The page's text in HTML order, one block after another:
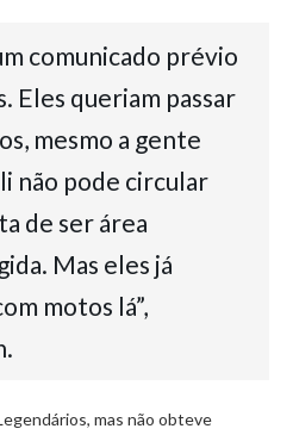
comunicado prévio
Eles queriam passar
mesmo a gente
não pode circular
de ser área
Mas eles já
motos lá”,
mas não obteve